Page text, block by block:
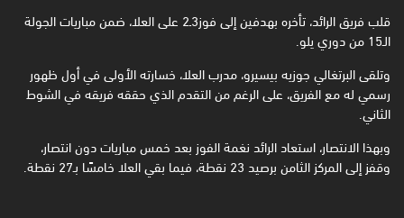
قلب فريق الرائد، تأخره بهدفين إلى فوز3ـ2 على العلا، ضمن مباريات الجولة
الـ15 من دوري يلو.
وتلقى البرتغالي جوزيه بيسيرو، مدرب العلا، خسارته الأولى في أول ظهور
رسمي له مع الفريق، على الرغم من التقدم الذي حققه فريقه في الشوط
الثاني.
وبهذا الانتصار، استعاد الرائد نغمة الفوز بعد خمس مباريات دون انتصار،
وقفز إلى المركز الثامن برصيد 23 نقطة، فيما بقي العلا خامسًا بـ27 نقطة.